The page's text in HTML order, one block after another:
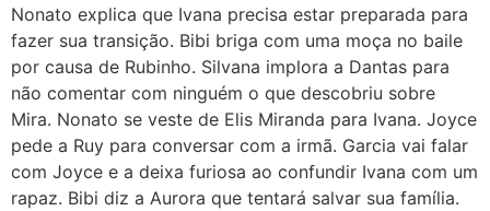
Nonato explica que Ivana precisa estar preparada para
fazer sua transição. Bibi briga com uma moça no baile
por causa de Rubinho. Silvana implora a Dantas para
não comentar com ninguém o que descobriu sobre
Mira. Nonato se veste de Elis Miranda para Ivana. Joyce
pede a Ruy para conversar com a irmã. Garcia vai falar
com Joyce e a deixa furiosa ao confundir Ivana com um
rapaz. Bibi diz a Aurora que tentará salvar sua família.